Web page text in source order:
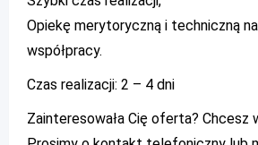
Opiekę merytoryczną i techniczną
współpracy.
Czas realizacji: 2 – 4 dni
Zainteresowała Cię oferta? Chcesz